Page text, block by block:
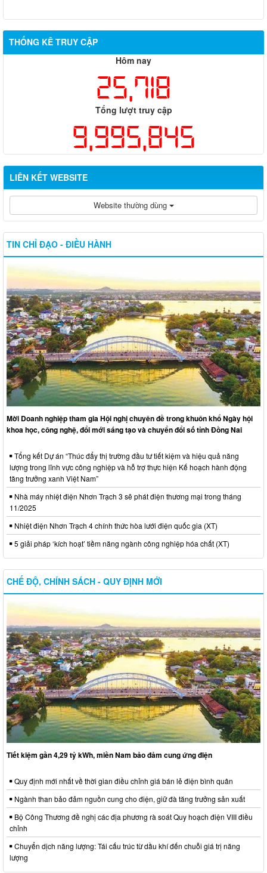
THỐNG KÊ TRUY CẬP
Hôm nay
25,718
Tổng lượt truy cập
9,995,845
LIÊN KẾT WEBSITE
Website thường dùng
TIN CHỈ ĐẠO - ĐIỀU HÀNH
Mời Doanh nghiệp tham gia Hội nghị chuyên đề trong khuôn khổ Ngày hội
khoa học, công nghệ, đổi mới sáng tạo và chuyển đổi số tỉnh Đồng Nai
Tổng kết Dự án “Thúc đẩy thị trường đầu tư tiết kiệm và hiệu quả năng
lượng trong lĩnh vực công nghiệp và hỗ trợ thực hiện Kế hoạch hành động
tăng trưởng xanh Việt Nam”
Nhà máy nhiệt điện Nhơn Trạch 3 sẽ phát điện thương mại trong tháng
11/2025
Nhiệt điện Nhơn Trạch 4 chính thức hòa lưới điện quốc gia (XT)
5 giải pháp ‘kích hoạt’ tiềm năng ngành công nghiệp hóa chất (XT)
CHẾ ĐỘ, CHÍNH SÁCH - QUY ĐỊNH MỚI
Tiết kiệm gần 4,29 tỷ kWh, miền Nam bảo đảm cung ứng điện
Quy định mới nhất về thời gian điều chỉnh giá bán lẻ điện bình quân
Ngành than bảo đảm nguồn cung cho điện, giữ đà tăng trưởng sản xuất
Bộ Công Thương đề nghị các địa phương rà soát Quy hoạch điện VIII điều
chỉnh
Chuyển dịch năng lượng: Tái cấu trúc từ dầu khí đến chuỗi giá trị năng
lượng